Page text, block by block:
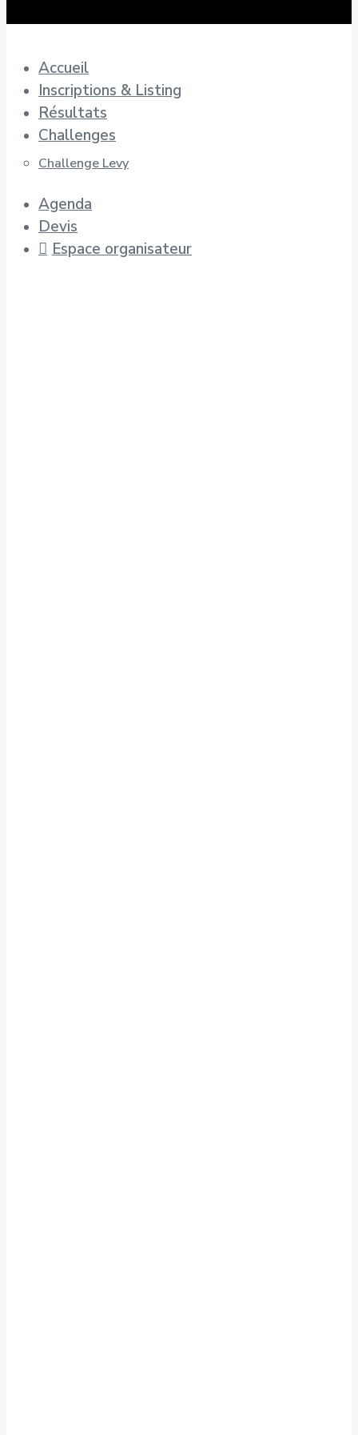
Accueil
Inscriptions & Listing
Résultats
Challenges
Challenge Levy
Agenda
Devis
Espace organisateur